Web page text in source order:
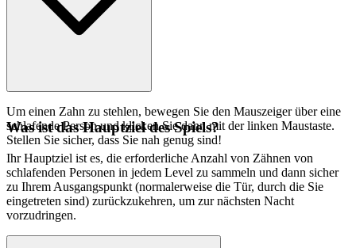
Um einen Zahn zu stehlen, bewegen Sie den Mauszeiger über eine
schlafende Person und klicken Sie dann mit der linken Maustaste.
Stellen Sie sicher, dass Sie nah genug sind!
Was ist das Hauptziel des Spiels?
Ihr Hauptziel ist es, die erforderliche Anzahl von Zähnen von
schlafenden Personen in jedem Level zu sammeln und dann sicher
zu Ihrem Ausgangspunkt (normalerweise die Tür, durch die Sie
eingetreten sind) zurückzukehren, um zur nächsten Nacht
vorzudringen.